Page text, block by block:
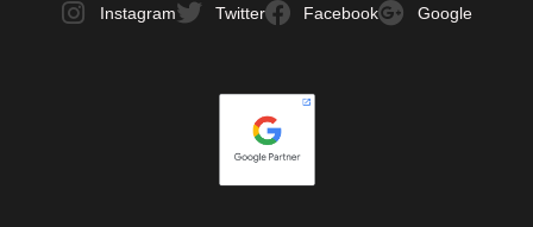
Instagram Twitter Facebook Google